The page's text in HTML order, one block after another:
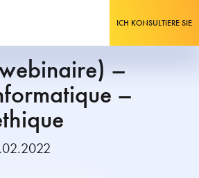
ICH KONSULTIERE SIE
–
–